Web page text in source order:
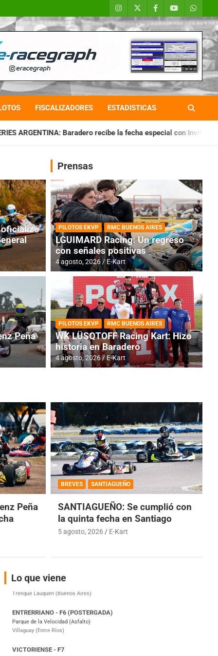
FISCALIZADORES ESTADISTICAS
recibe la fecha especial con Invitados CHAQUEÑO
RMC BUENOS AIRES
Cerró una jornada
oficializó
Peña
Prensas
PILOTOS EKVP RMC BUENOS AIRES
LGUIMARD Racing: Un regreso
con señales positivas
4 agosto, 2026 E-Kart
PILOTOS EKVP RMC BUENOS AIRES
WK LÜSQTOFF Racing Kart: Hizo
historia en Baradero
4 agosto, 2026 E-Kart
Peña
BREVES SANTIAGUEÑO
SANTIAGUEÑO: Se cumplió con
la quinta fecha en Santiago
5 agosto, 2026 E-Kart
Lo que viene
COBERTURA ESPECIAL DE E-KART.COM.AR
08/09-AGO
Ramiro Tot (Asfalto)
Baradero (Buenos Aires)
Parque de la Velocidad (Asfalto)
VICTORIENSE - F7
El Cerro (Tierra)
Victoria (Entre Ríos)
PATAGONICO - F6